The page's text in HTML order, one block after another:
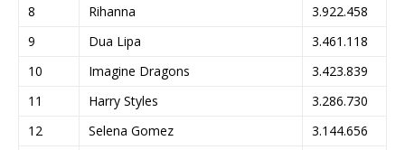
8
Rihanna
3.922.458
9
Dua Lipa
3.461.118
10
Imagine Dragons
3.423.839
11
Harry Styles
3.286.730
12
Selena Gomez
3.144.656